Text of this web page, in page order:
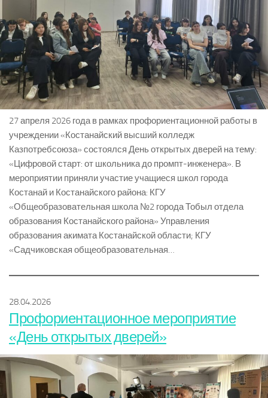
27 апреля 2026 года в рамках профориентационной работы в
учреждении «Костанайский высший колледж
Казпотребсоюза» состоялся День открытых дверей на тему:
«Цифровой старт: от школьника до промпт-инженера». В
мероприятии приняли участие учащиеся школ города
Костанай и Костанайского района: КГУ
«Общеобразовательная школа №2 города Тобыл отдела
образования Костанайского района» Управления
образования акимата Костанайской области; КГУ
«Садчиковская общеобразовательная…
28.04.2026
Профориентационное мероприятие
«День открытых дверей»